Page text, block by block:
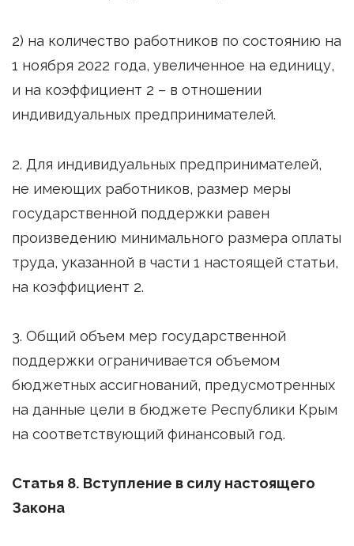
2) на количество работников по состоянию на
1 ноября 2022 года, увеличенное на единицу,
и на коэффициент 2 – в отношении
индивидуальных предпринимателей.
2. Для индивидуальных предпринимателей,
не имеющих работников, размер меры
государственной поддержки равен
произведению минимального размера оплаты
труда, указанной в части 1 настоящей статьи,
на коэффициент 2.
3. Общий объем мер государственной
поддержки ограничивается объемом
бюджетных ассигнований, предусмотренных
на данные цели в бюджете Республики Крым
на соответствующий финансовый год.
Статья 8. Вступление в силу настоящего
Закона